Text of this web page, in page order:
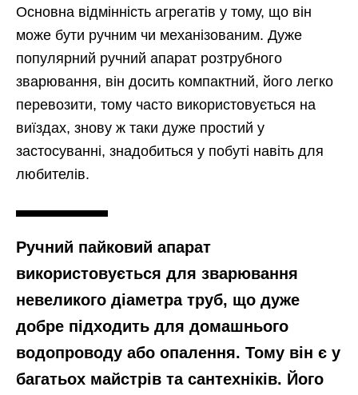
Основна відмінність агрегатів у тому, що він
може бути ручним чи механізованим. Дуже
популярний ручний апарат розтрубного
зварювання, він досить компактний, його легко
перевозити, тому часто використовується на
виїздах, знову ж таки дуже простий у
застосуванні, знадобиться у побуті навіть для
любителів.
Ручний пайковий апарат
використовується для зварювання
невеликого діаметра труб, що дуже
добре підходить для домашнього
водопроводу або опалення. Тому він є у
багатьох майстрів та сантехніків. Його